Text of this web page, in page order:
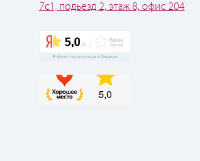
7с1, подьезд 2, этаж 8, офис 204